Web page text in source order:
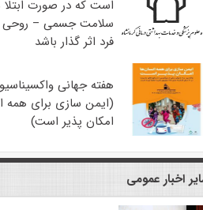
است که در صورت ابتلا
سلامت جسمی – روحی
فرد اثر گذار باشد
هفته جهانی
(ایمن سازی برای همه
امکان پذیر است)
اخبار عمومی